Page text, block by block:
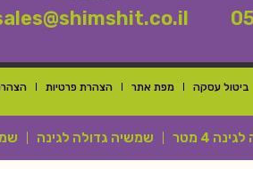
ביטול עסקה מפת אתר הצהרת פרטיות
4 מטר שמשיה גדולה לגינה